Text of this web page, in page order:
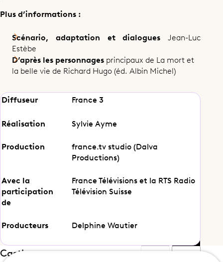
La vallée des vautours
Partager cet épisode
Plus d’informations :
Scénario, adaptation et dialoguesJean-Luc
Estèbe
D’après les personnages principaux de La mort et
la belle vie de Richard Hugo (éd. Albin Michel)
Diffuseur France 3
Réalisation Sylvie Ayme
Production
france.tv studio (Dalva
Productions)
Avec la
participation
de
France Télévisions et la RTS Radio
Télévision Suisse
Producteurs Delphine Wautier
Casting